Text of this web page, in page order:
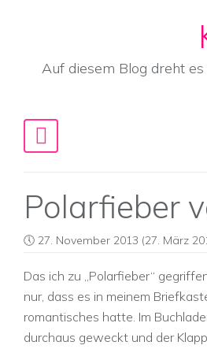
Auf diesem Blog dreht
Main Navigation
Polarfieber
27. November 2013 (27. März
Das ich zu „Polarfieber“
nur, dass es in meinem
romantisches hatte. Im
durchaus geweckt und der